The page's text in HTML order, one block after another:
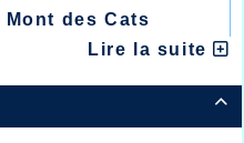
des Cats
Abeilles /
Lire la suite

de Maubeuge
26 mai les
d’athlétisme
de l ’AHVL